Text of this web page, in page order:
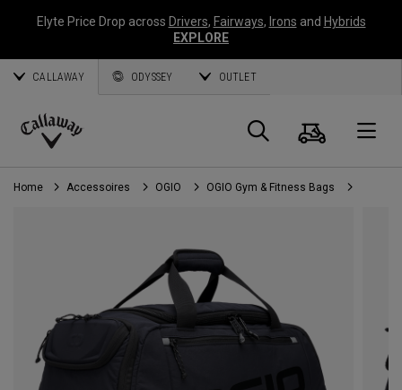
Elyte Price Drop across Drivers, Fairways, Irons and Hybrids
EXPLORE
CALLAWAY ODYSSEY OUTLET
Callaway
Golf
Panier
Home Accessoires OGIO OGIO Gym & Fitness Bags